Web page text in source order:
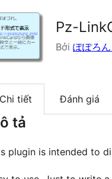
Pz-
Bởi ぽぽろん
Chi tiết Đánh giá
tả
plugin is intended to